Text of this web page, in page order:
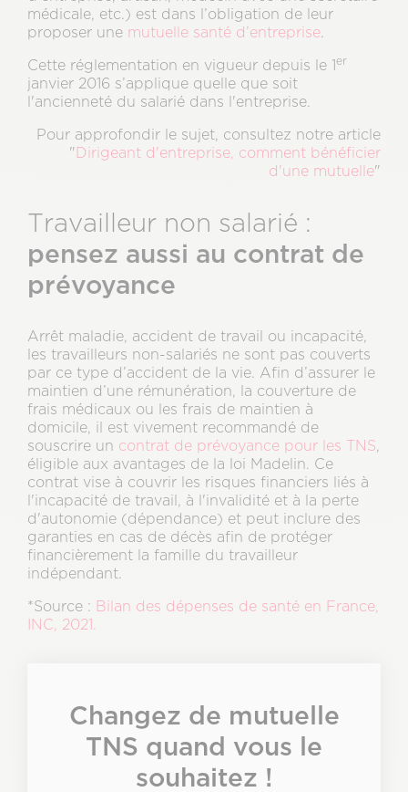
médicale, etc.) est dans l’obligation de leur
proposer une mutuelle santé d’entreprise
Cette réglementation en vigueur depuis le 1er
janvier 2016 s’applique quelle que soit
l'ancienneté du salarié dans l'entreprise.
Pour approfondir le sujet, consultez notre article
"Dirigeant d'entreprise, comment bénéficier
d'une mutuelle"
Travailleur non salarié :
pensez aussi au contrat de
prévoyance
Arrêt maladie, accident de travail ou incapacité,
les travailleurs non-salariés ne sont pas couverts
par ce type d’accident de la vie. Afin d’assurer le
maintien d’une rémunération, la couverture de
frais médicaux ou les frais de maintien à
domicile, il est vivement recommandé de
souscrire un contrat de prévoyance pour les TNS
éligible aux avantages de la loi Madelin. Ce
contrat vise à couvrir les risques financiers liés à
l'incapacité de travail, à l'invalidité et à la perte
d'autonomie (dépendance) et peut inclure des
garanties en cas de décès afin de protéger
financièrement la famille du travailleur
indépendant.
*Source : Bilan des dépenses de santé en France,
INC, 2021.
Description
Changez de mutuelle
TNS quand vous le
souhaitez !